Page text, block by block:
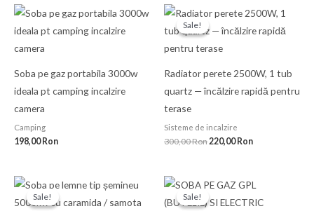
Soba pe gaz portabila 3000w
ideala pt camping incalzire
camera
Camping
198,00 Ron
Sale!
Sale!
Radiator perete 2500W, 1 tub
quartz — încălzire rapidă pentru
terase
Sisteme de incalzire
300,00Ron
inițial
a
300,00 Ron.
220,00 Ron
Prețul
curent
este:
Sale!
Sale!
Prețul
inițial
a
Prețul
curent
este:
Sale!
Sale!
Prețul
inițial
a
Prețul
curent
este: